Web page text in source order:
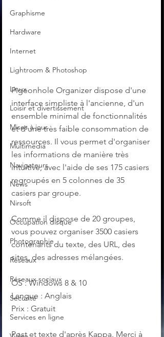
Graphisme
Hardware
Internet
Lightroom & Photoshop
Linux
Loisir et divertissement
Mises à jour
Multimedia
Navigateurs
News
Nirsoft
Occupation disque
Photographie
Réseaux
Réseaux sociaux
Sécurité
Services en ligne
Pigeonhole Organizer dispose d'une
interface simpliste à l'ancienne, d'un
ensemble minimal de fonctionnalités
et d'une très faible consommation de
ressources. Il vous permet d'organiser
les informations de manière très
intuitive, avec l'aide de ses 175 casiers
regroupés en 5 colonnes de 35
casiers par groupe.
Comme il dispose de 20 groupes,
vous pouvez organiser 3500 casiers
contenants du texte, des URL, des
sites, des adresses mélangées.
OS : Windows 8 & 10
Langue : Anglais
Prix : Gratuit
Post et texte d'après Kappa. Merci à